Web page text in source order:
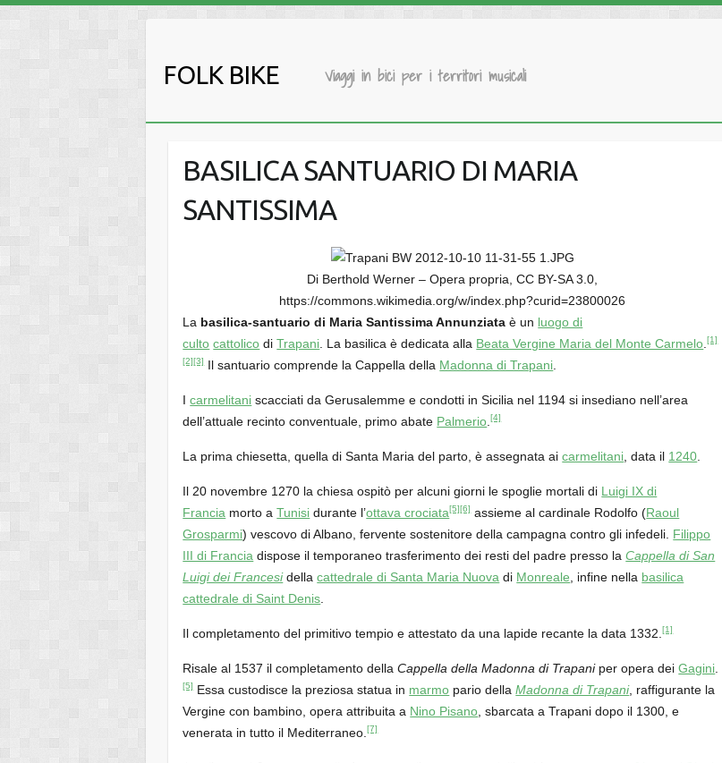
contenuto
FOLK BIKE Viaggi in bici per i territori musicali
BASILICA SANTUARIO DI MARIA
SANTISSIMA
Di Berthold Werner – Opera propria, CC BY-SA 3.0,
https://commons.wikimedia.org/w/index.php?curid=23800026
La basilica-santuario di Maria Santissima Annunziata è un luogo di
culto cattolico diTrapani . La basilica è dedicata alla Beata Vergine Maria del Monte Carmelo .[1]
[2][3]Il santuario comprende la Cappella della Madonna di Trapani
Icarmelitani scacciati da Gerusalemme e condotti in Sicilia nel 1194 si insediano nell’area
dell’attuale recinto conventuale, primo abate Palmerio .[4]
La prima chiesetta, quella di Santa Maria del parto, è assegnata aicarmelitani , data il 1240
Il 20 novembre 1270 la chiesa ospitò per alcuni giorni le spoglie mortali di Luigi IX di
Francia morto aTunisi durante l’ottava crociata[5][6]assieme al cardinale Rodolfo (Raoul
Grosparmi) vescovo di Albano, fervente sostenitore della campagna contro gli infedeli. Filippo
III di Francia dispose il temporaneo trasferimento dei resti del padre presso laCappella di San
Luigi dei Francesidellacattedrale di Santa Maria Nuova di Monreale , infine nella basilica
cattedrale di Saint Denis
Il completamento del primitivo tempio e attestato da una lapide recante la data 1332.[1]
Risale al 1537 il completamento dellaCappella della Madonna di Trapaniper opera deiGagini
[5]Essa custodisce la preziosa statua in marmo pario dellaMadonna di Trapani, raffigurante la
Vergine con bambino, opera attribuita a Nino Pisano , sbarcata a Trapani dopo il 1300, e
venerata in tutto il Mediterraneo.[7]